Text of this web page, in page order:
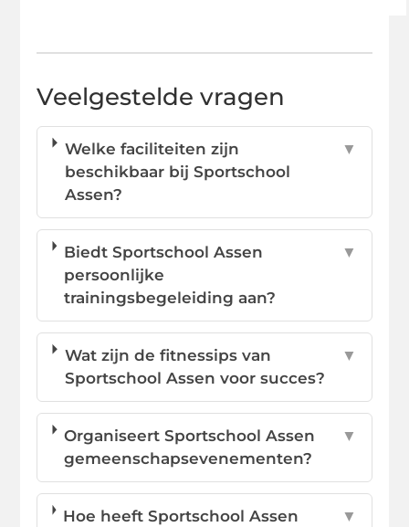
Veelgestelde vragen
Welke faciliteiten zijn
beschikbaar bij Sportschool
Assen?
▼
Biedt Sportschool Assen
persoonlijke
trainingsbegeleiding aan?
▼
Wat zijn de fitnessips van
Sportschool Assen voor succes?
▼
Organiseert Sportschool Assen
gemeenschapsevenementen?
▼
Hoe heeft Sportschool Assen
▼